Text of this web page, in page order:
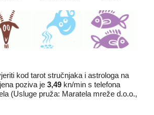
kod tarot stručnjaka i astrologa na
poziva je 3,49 kn/min s telefona
(Usluge pruža: Maratela mreže d.o.o.,